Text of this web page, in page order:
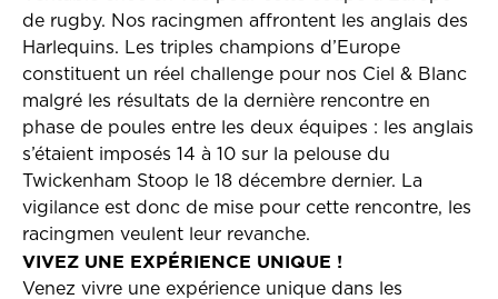
de rugby. Nos racingmen affrontent les anglais des
Harlequins. Les triples champions d’Europe
constituent un réel challenge pour nos Ciel & Blanc
malgré les résultats de la dernière rencontre en
phase de poules entre les deux équipes : les anglais
s’étaient imposés 14 à 10 sur la pelouse du
Twickenham Stoop le 18 décembre dernier. La
vigilance est donc de mise pour cette rencontre, les
racingmen veulent leur revanche.
VIVEZ UNE EXPÉRIENCE UNIQUE !
Venez vivre une expérience unique dans les